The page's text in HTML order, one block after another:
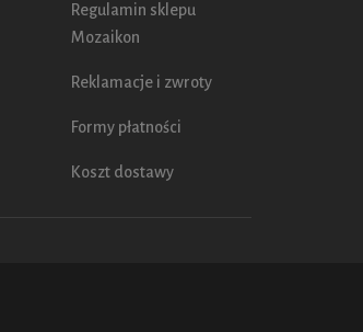
Regulamin sklepu
Mozaikon
Reklamacje i zwroty
Formy płatności
Koszt dostawy